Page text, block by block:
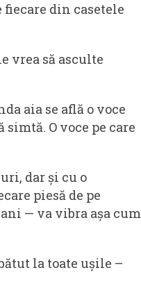
din casetele
vrea să asculte
aia se află o voce
O voce pe care
dar și cu o
piesă de pe
— va vibra așa cum
la toate ușile –